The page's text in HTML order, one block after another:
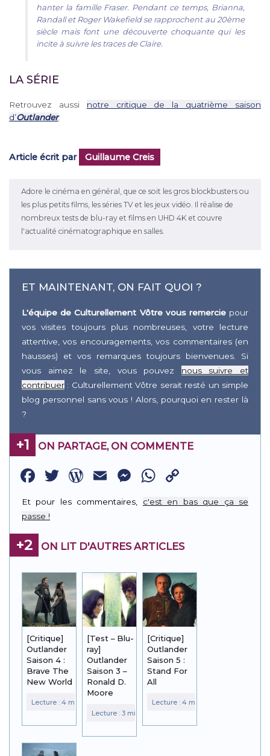
hanter la famille Fraser. Pendant ce temps, Brianna,
Randall et Roger Wakefield se rapprochent au 20ème
siècle mais font une découverte choquante qui les
incite à suivre les traces de Claire.
LA SÉRIE
Retrouvez aussi notre critique de la quatrième saison
d’Outlander.
Article écrit par Guillaume Creis
Adore le cinéma en général, que ce soit les gros blockbusters ou
les plus petits films, les séries TV et les jeux vidéo. Il réalise de
nombreux tests de blu-ray et films en UHD 4K et couvre
l'actualité cinématographique en salles.
ET MAINTENANT, ON FAIT QUOI ?
L'équipe de Culturellement Vôtre vous remerciepour
vos visites toujours plus nombreuses, votre lecture
attentive, vos encouragements, vos commentaires (en
hausses) et vos remarques toujours bienvenues. Si
vous aimez le site, vous pouvez nous suivre et
contribuer : Culturellement Vôtre serait resté un simple
blog personnel sans vous ! Alors, pourquoi en rester là
?
+1 ON PARTAGE, ON COMMENTE
Facebook
Twitter
WordPress
EmailMessenger
WhatsApp
Link
Et pour les commentaires, c'est en bas que ça se
passe !
+2 ON LIT D'AUTRES ARTICLES
[Critique]
Outlander
Saison 4 :
Brave The
New World
[Test – Blu-
ray]
Outlander
Saison 3 –
Ronald D.
Moore
[Critique]
Outlander
Saison 5 :
Stand For
All